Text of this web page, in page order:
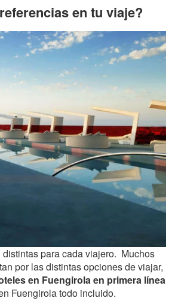
en tu viaje?
para cada viajero. Muchos
por las distintas opciones de viajar,
en Fuengirola en primera línea
Fuengirola todo incluido.